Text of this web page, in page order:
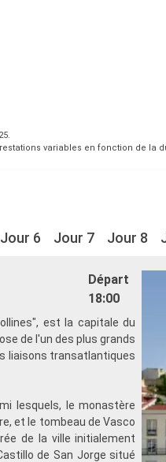
variables en fonction de la
Jour 6 Jour 7 Jour 8
Départ
18:00
est la capitale du
de l'un des plus grands
liaisons transatlantiques
lesquels, le monastère
et le tombeau de Vasco
de la ville initialement
de San Jorge situé